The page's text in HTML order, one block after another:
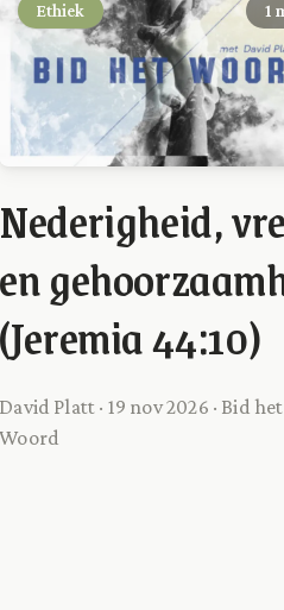
Ethiek 1
Nederigheid,
en
(Jeremia 44:10)
David Platt · 19 nov 2026 · Bid het
Woord